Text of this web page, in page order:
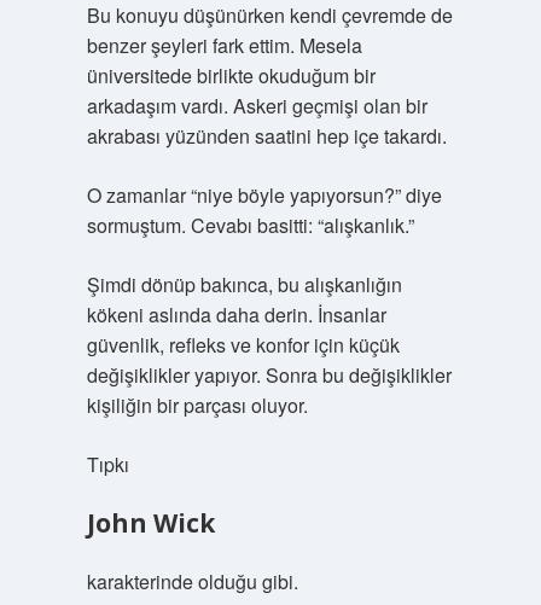
Bu konuyu düşünürken kendi çevremde de
benzer şeyleri fark ettim. Mesela
üniversitede birlikte okuduğum bir
arkadaşım vardı. Askeri geçmişi olan bir
akrabası yüzünden saatini hep içe takardı.
O zamanlar “niye böyle yapıyorsun?” diye
sormuştum. Cevabı basitti: “alışkanlık.”
Şimdi dönüp bakınca, bu alışkanlığın
kökeni aslında daha derin. İnsanlar
güvenlik, refleks ve konfor için küçük
değişiklikler yapıyor. Sonra bu değişiklikler
kişiliğin bir parçası oluyor.
Tıpkı
John Wick
karakterinde olduğu gibi.